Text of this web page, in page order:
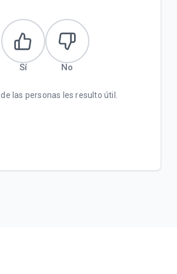
Sí No
de las personas les resulto útil.